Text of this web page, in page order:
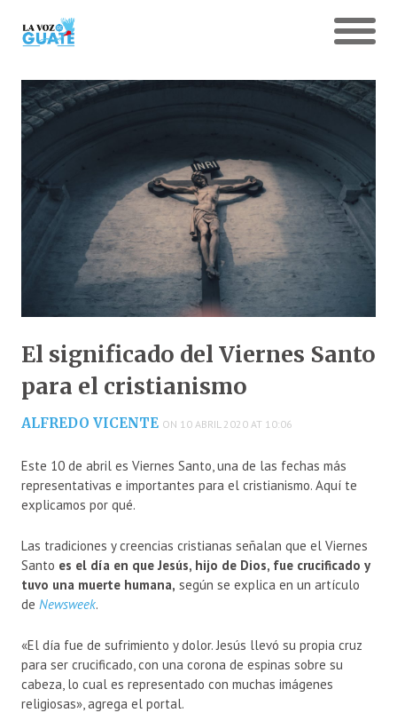
El significado del Viernes Santo
para el cristianismo
ALFREDO VICENTE ON 10 ABRIL 2020 AT 10:06
Este 10 de abril es Viernes Santo, una de las fechas más
representativas e importantes para el cristianismo. Aquí te
explicamos por qué.
Las tradiciones y creencias cristianas señalan que el Viernes
Santo es el día en que Jesús, hijo de Dios, fue crucificado y
tuvo una muerte humana, según se explica en un artículo
de Newsweek.
«El día fue de sufrimiento y dolor. Jesús llevó su propia cruz
para ser crucificado, con una corona de espinas sobre su
cabeza, lo cual es representado con muchas imágenes
religiosas», agrega el portal.